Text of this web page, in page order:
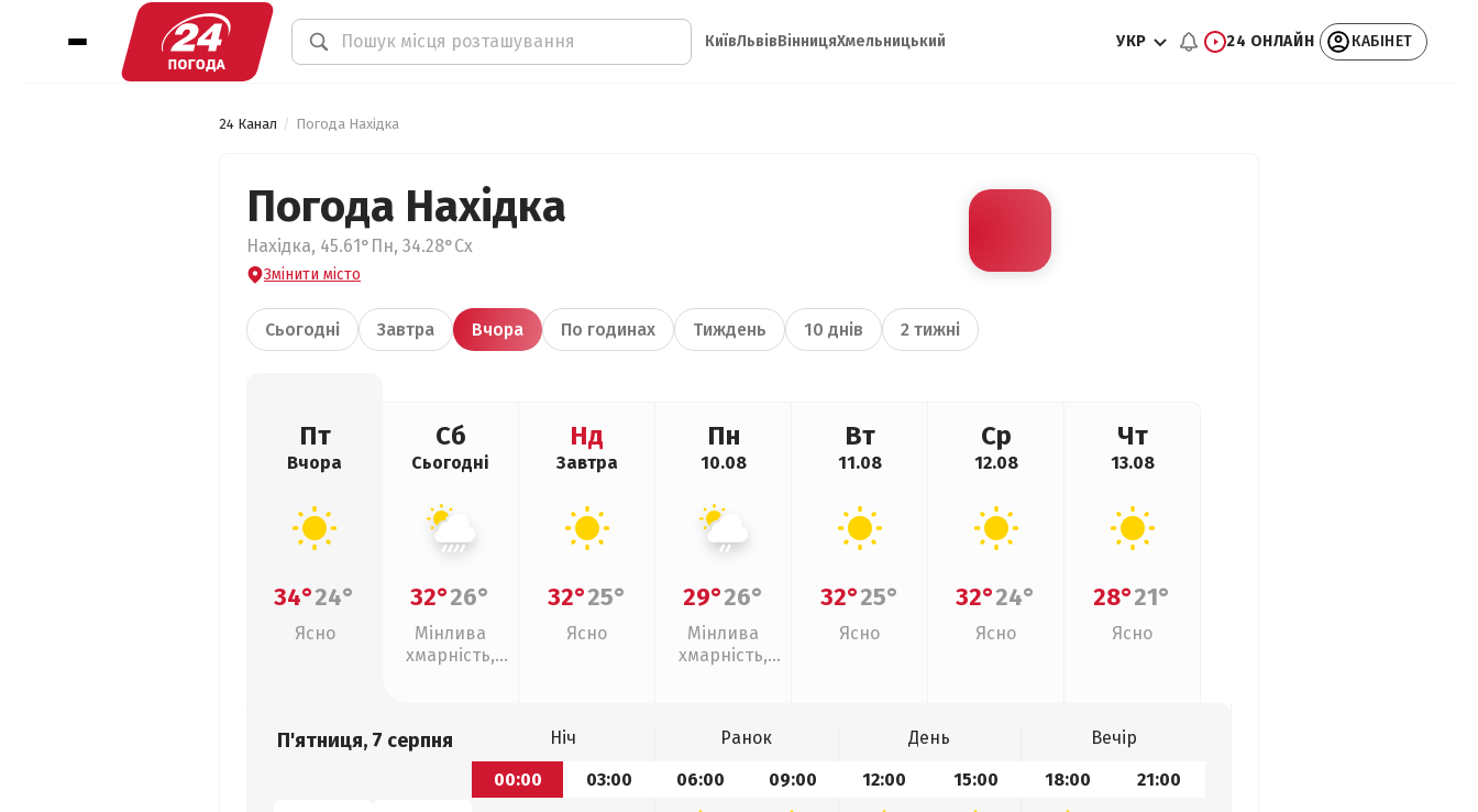
КиївЛьвівВінницяХмельницький УКР 24 ОНЛАЙН КАБІНЕТ
24 Канал Погода Нахідка
Погода Нахідка
Нахідка, 45.61°Пн, 34.28°Сх
Змінити місто
Сьогодні Завтра Вчора По годинах Тиждень 10 днів 2 тижні
Пт
Вчора
34°24°
Ясно
Сб
Сьогодні
32°26°
Мінлива
хмарність,
Нд
Завтра
32°25°
Ясно
Пн
10.08
29°26°
Мінлива
хмарність,
Вт
11.08
32°25°
Ясно
Ср
12.08
32°24°
Ясно
Чт
13.08
28°21°
Ясно
П'ятниця, 7 серпня Ніч Ранок День
Вечір
00:00
03:00 06:00 09:00 12:00 15:00 18:00 21:00